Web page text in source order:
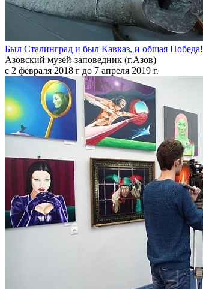
Был Сталинград и был Кавказ, и общая Победа!
Азовский музей-заповедник (г.Азов)
с 2 февраля 2018 г до 7 апреля 2019 г.